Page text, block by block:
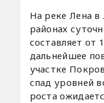
На реке Лена
районах
составляет от
дальнейшее
участке
спад уровней
роста